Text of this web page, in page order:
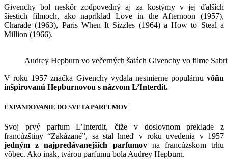
Givenchy bol neskôr zodpovedný aj za kostýmy v jej ďalších
šiestich filmoch, ako napríklad Love in the Afternoon (1957),
Charade (1963), Paris When It Sizzles (1964) a How to Steal a
Million (1966).
Audrey Hepburn vo večerných šatách Givenchy vo filme
V roku 1957 značka Givenchy vydala nesmierne populárnu vôňu
inšpirovanú Hepburnovou s názvom L’Interdit.
EXPANDOVANIE DO SVETA PARFUMOV
Svoj prvý parfum L’Interdit, čiže v doslovnom preklade z
francúzštiny “Zakázané”, sa stal hneď v roku uvedenia v 1957
jedným z najpredávanejších parfumovna francúzskom trhu
vôbec. Ako inak, tvárou parfumu bola Audrey Hepburn.